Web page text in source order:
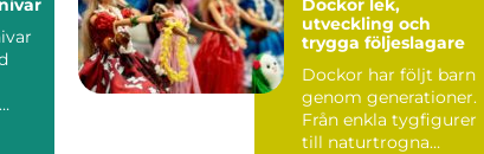
utveckling och
trygga följeslagare
Dockor har följt barn
genom generationer.
Från enkla tygfigurer
till naturtrogna